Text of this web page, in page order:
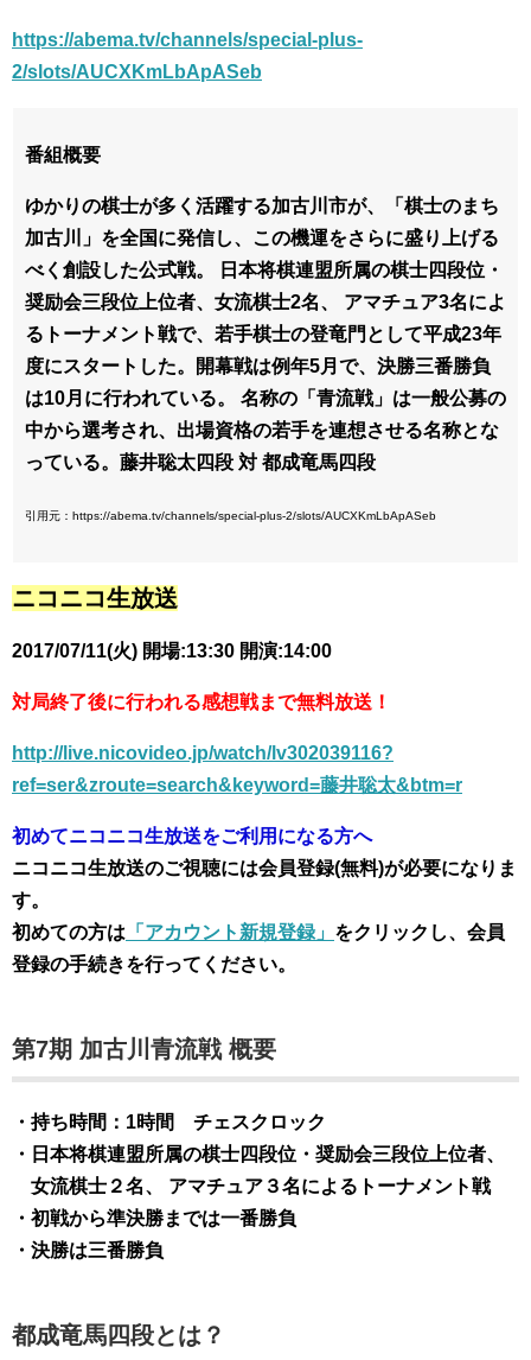
https://abema.tv/channels/special-plus-
2/slots/AUCXKmLbApASeb
番組概要
ゆかりの棋士が多く活躍する加古川市が、「棋士のまち
加古川」を全国に発信し、この機運をさらに盛り上げる
べく創設した公式戦。 日本将棋連盟所属の棋士四段位・
奨励会三段位上位者、女流棋士2名、 アマチュア3名によ
るトーナメント戦で、若手棋士の登竜門として平成23年
度にスタートした。開幕戦は例年5月で、決勝三番勝負
は10月に行われている。 名称の「青流戦」は一般公募の
中から選考され、出場資格の若手を連想させる名称とな
っている。藤井聡太四段 対 都成竜馬四段
引用元：https://abema.tv/channels/special-plus-2/slots/AUCXKmLbApASeb
ニコニコ生放送
2017/07/11(火) 開場:13:30 開演:14:00
対局終了後に行われる感想戦まで無料放送！
http://live.nicovideo.jp/watch/lv302039116?
ref=ser&zroute=search&keyword=藤井聡太&btm=r
初めてニコニコ生放送をご利用になる方へ
ニコニコ生放送のご視聴には会員登録(無料)が必要になりま
す。
初めての方は 「アカウント新規登録」 をクリックし、会員
登録の手続きを行ってください。
第7期 加古川青流戦 概要
・持ち時間：1時間 チェスクロック
・日本将棋連盟所属の棋士四段位・奨励会三段位上位者、
女流棋士２名、 アマチュア３名によるトーナメント戦
・初戦から準決勝までは一番勝負
・決勝は三番勝負
都成竜馬四段とは？